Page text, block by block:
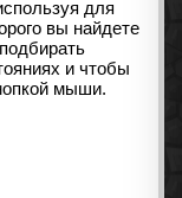
для
вы найдете
и чтобы
мыши.